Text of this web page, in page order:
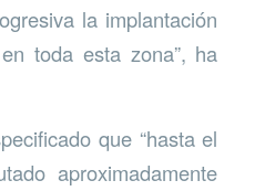
la implantación
toda esta zona”, ha
que “hasta el
aproximadamente